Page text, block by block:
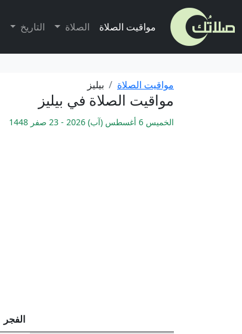
مواقيت الصلاة الصلاة التاريخ
مواقيت الصلاة
بيليز
مواقيت الصلاة في بيليز
الخميس 6 أغسطس (آب) 2026 - 23 صفر 1448
الفجر